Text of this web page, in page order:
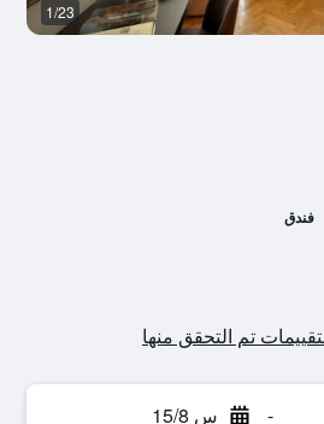
فندق
- س 15/8
1/23